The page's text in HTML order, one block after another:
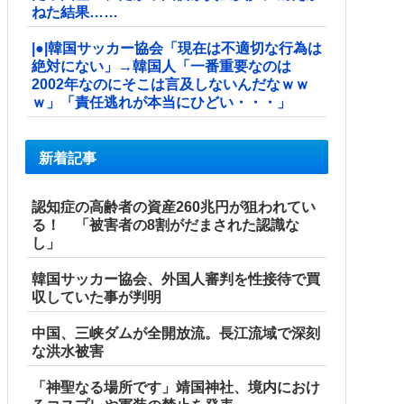
ねた結果……
|●|韓国サッカー協会「現在は不適切な行為は
絶対にない」→韓国人「一番重要なのは
2002年なのにそこは言及しないんだなｗｗ
ｗ」「責任逃れが本当にひどい・・・」
新着記事
認知症の高齢者の資産260兆円が狙われてい
る！ 「被害者の8割がだまされた認識な
し」
韓国サッカー協会、外国人審判を性接待で買
収していた事が判明
中国、三峡ダムが全開放流。長江流域で深刻
な洪水被害
「神聖なる場所です」靖国神社、境内におけ